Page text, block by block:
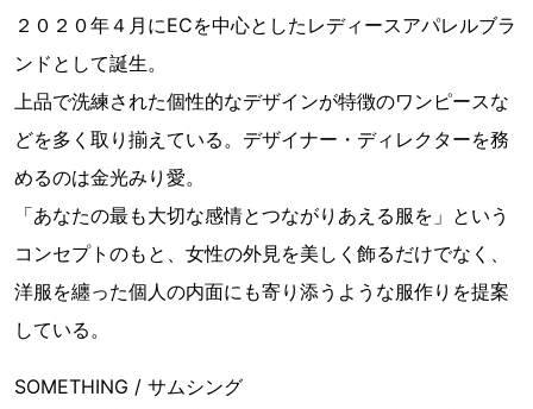
２０２０年４月にECを中心としたレディースアパレルブラ
ンドとして誕生。
上品で洗練された個性的なデザインが特徴のワンピースな
どを多く取り揃えている。デザイナー・ディレクターを務
めるのは金光みり愛。
「あなたの最も大切な感情とつながりあえる服を」という
コンセプトのもと、女性の外見を美しく飾るだけでなく、
洋服を纏った個人の内面にも寄り添うような服作りを提案
している。
SOMETHING / サムシング